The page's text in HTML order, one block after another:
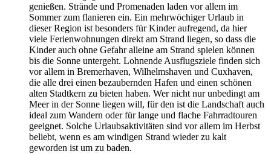
genießen. Strände und Promenaden laden vor allem im
Sommer zum flanieren ein. Ein mehrwöchiger Urlaub in
dieser Region ist besonders für Kinder aufregend, da hier
viele Ferienwohnungen direkt am Strand liegen, so dass die
Kinder auch ohne Gefahr alleine am Strand spielen können
bis die Sonne untergeht. Lohnende Ausflugsziele finden sich
vor allem in Bremerhaven, Wilhelmshaven und Cuxhaven,
die alle drei einen bezaubernden Hafen und einen schönen
alten Stadtkern zu bieten haben. Wer nicht nur unbedingt am
Meer in der Sonne liegen will, für den ist die Landschaft auch
ideal zum Wandern oder für lange und flache Fahrradtouren
geeignet. Solche Urlaubsaktivitäten sind vor allem im Herbst
beliebt, wenn es am windigen Strand wieder zu kalt
geworden ist um zu baden.